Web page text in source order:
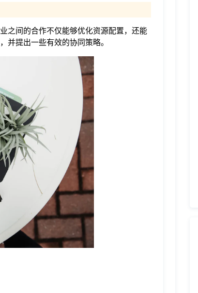
之间的合作不仅能够优化资源配置，还能
并提出一些有效的协同策略。